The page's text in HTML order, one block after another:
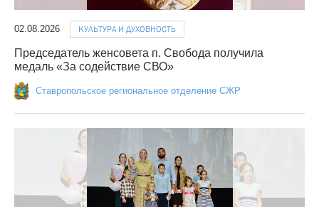
02.08.2026 КУЛЬТУРА И ДУХОВНОСТЬ
Председатель женсовета п. Свобода получила
медаль «За содействие СВО»
Ставропольское региональное отделение СЖР